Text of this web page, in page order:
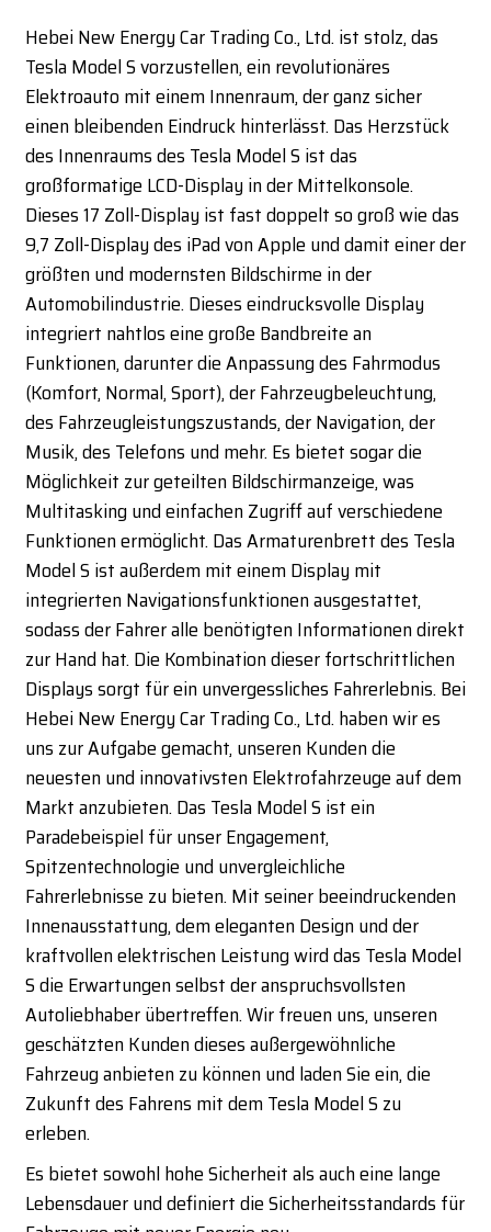
Hebei New Energy Car Trading Co., Ltd. ist stolz, das
Tesla Model S vorzustellen, ein revolutionäres
Elektroauto mit einem Innenraum, der ganz sicher
einen bleibenden Eindruck hinterlässt. Das Herzstück
des Innenraums des Tesla Model S ist das
großformatige LCD-Display in der Mittelkonsole.
Dieses 17 Zoll-Display ist fast doppelt so groß wie das
9,7 Zoll-Display des iPad von Apple und damit einer der
größten und modernsten Bildschirme in der
Automobilindustrie. Dieses eindrucksvolle Display
integriert nahtlos eine große Bandbreite an
Funktionen, darunter die Anpassung des Fahrmodus
(Komfort, Normal, Sport), der Fahrzeugbeleuchtung,
des Fahrzeugleistungszustands, der Navigation, der
Musik, des Telefons und mehr. Es bietet sogar die
Möglichkeit zur geteilten Bildschirmanzeige, was
Multitasking und einfachen Zugriff auf verschiedene
Funktionen ermöglicht. Das Armaturenbrett des Tesla
Model S ist außerdem mit einem Display mit
integrierten Navigationsfunktionen ausgestattet,
sodass der Fahrer alle benötigten Informationen direkt
zur Hand hat. Die Kombination dieser fortschrittlichen
Displays sorgt für ein unvergessliches Fahrerlebnis. Bei
Hebei New Energy Car Trading Co., Ltd. haben wir es
uns zur Aufgabe gemacht, unseren Kunden die
neuesten und innovativsten Elektrofahrzeuge auf dem
Markt anzubieten. Das Tesla Model S ist ein
Paradebeispiel für unser Engagement,
Spitzentechnologie und unvergleichliche
Fahrerlebnisse zu bieten. Mit seiner beeindruckenden
Innenausstattung, dem eleganten Design und der
kraftvollen elektrischen Leistung wird das Tesla Model
S die Erwartungen selbst der anspruchsvollsten
Autoliebhaber übertreffen. Wir freuen uns, unseren
geschätzten Kunden dieses außergewöhnliche
Fahrzeug anbieten zu können und laden Sie ein, die
Zukunft des Fahrens mit dem Tesla Model S zu
erleben.
Es bietet sowohl hohe Sicherheit als auch eine lange
Lebensdauer und definiert die Sicherheitsstandards für